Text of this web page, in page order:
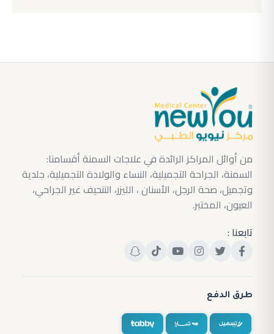
من أوائل المراكز الرائدة في علاجات السمنة أقسامنا:
السمنة، الجراحة التجميلية، النساء والولادة التجميلية، جلدية
وتجميل، صحة الرجل، الأسنان ، الليزر، التنحيف غير الجراحي،
العيون، المختبر.
تابعنا :
طرق الدفع